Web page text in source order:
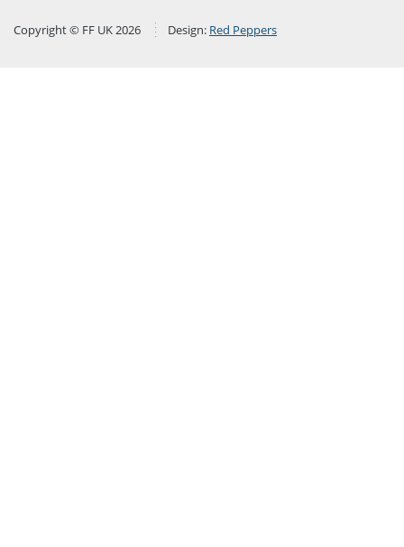
Copyright © FF UK 2026 Design: Red Peppers